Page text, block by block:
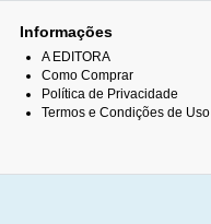
Informações
A EDITORA
Como Comprar
Política de Privacidade
Termos e Condições de Uso